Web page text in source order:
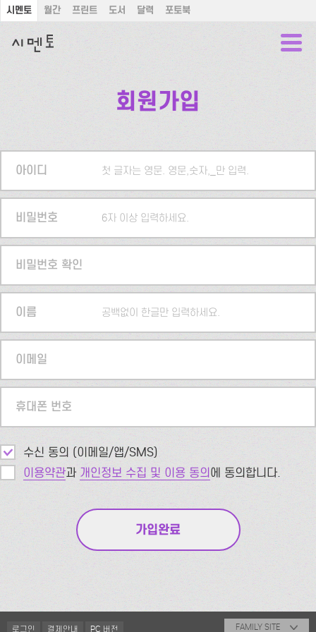
시멘토 월간 프린트 도서 달력 포토북
회원가입
아이디 첫 글자는 영문. 영문,숫자,_만 입력.
비밀번호 6자 이상 입력하세요.
비밀번호 확인
이름 공백없이 한글만 입력하세요.
이메일
휴대폰 번호
수신 동의 (이메일/앱/SMS)
이용약관과 개인정보 수집 및 이용 동의에 동의합니다.
로그인 결제안내 PC 버전 FAMILY SITE